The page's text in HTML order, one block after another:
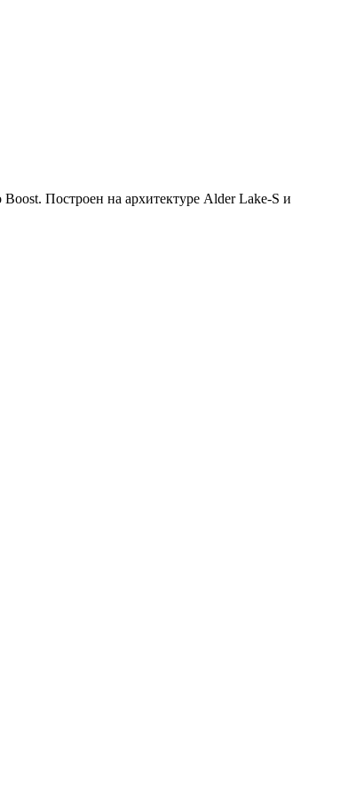
Построен на архитектуре Alder Lake-S и